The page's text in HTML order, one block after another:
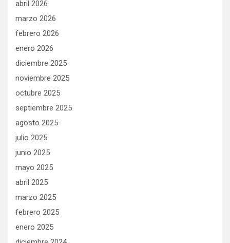
abril 2026
marzo 2026
febrero 2026
enero 2026
diciembre 2025
noviembre 2025
octubre 2025
septiembre 2025
agosto 2025
julio 2025
junio 2025
mayo 2025
abril 2025
marzo 2025
febrero 2025
enero 2025